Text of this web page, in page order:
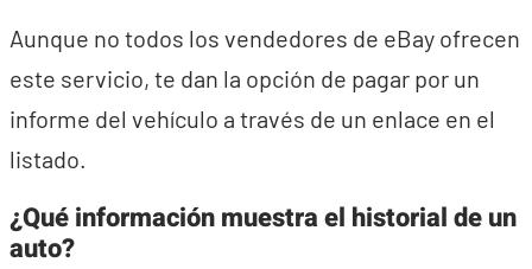
Aunque no todos los vendedores de eBay ofrecen
este servicio, te dan la opción de pagar por un
informe del vehículo a través de un enlace en el
listado.
¿Qué información muestra el historial de un
auto?